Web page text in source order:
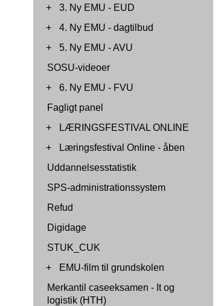
+
3. Ny EMU - EUD
+
4. Ny EMU - dagtilbud
+
5. Ny EMU - AVU
SOSU-videoer
+
6. Ny EMU - FVU
Fagligt panel
+
LÆRINGSFESTIVAL ONLINE
+
Læringsfestival Online - åben
Uddannelsesstatistik
SPS-administrationssystem
Refud
Digidage
STUK_CUK
+
EMU-film til grundskolen
Merkantil caseeksamen - It og
logistik (HTH)